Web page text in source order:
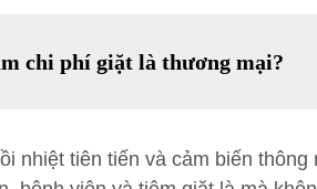
chi phí giặt là thương mại?
nhiệt tiên tiến và cảm biến